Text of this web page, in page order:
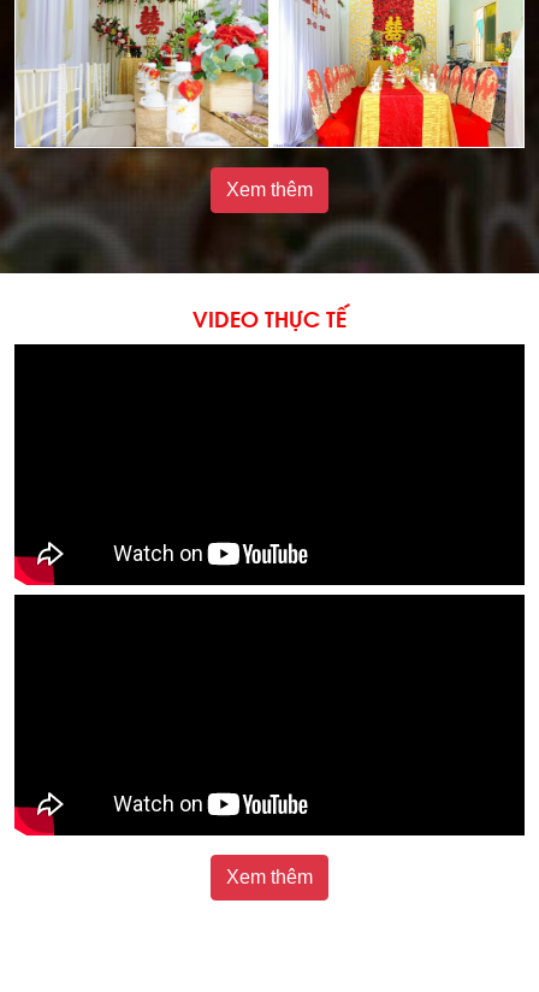
Xem thêm
VIDEO THỰC TẾ
Xem thêm